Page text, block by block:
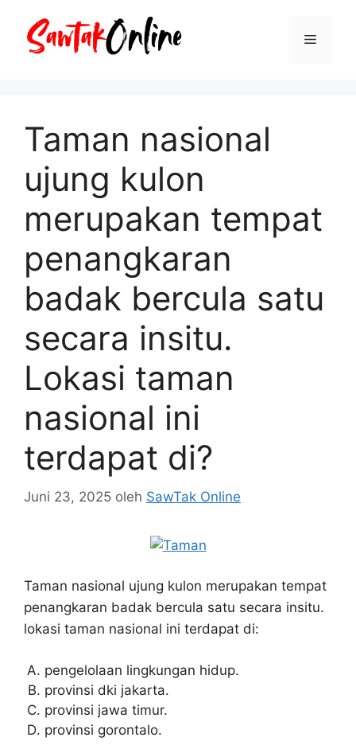
Menu
Taman nasional
ujung kulon
merupakan tempat
penangkaran
badak bercula satu
secara insitu.
Lokasi taman
nasional ini
terdapat di?
Juni 23, 2025 oleh SawTak Online
Taman nasional ujung kulon merupakan tempat
penangkaran badak bercula satu secara insitu.
lokasi taman nasional ini terdapat di:
pengelolaan lingkungan hidup.
provinsi dki jakarta.
provinsi jawa timur.
provinsi gorontalo.